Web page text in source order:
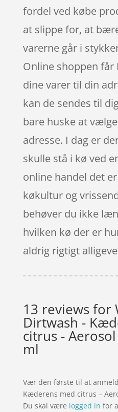
fordel ved købe
at slippe for, at
varerne går i
Online shoppen får
dine varer til din
kan de sendes til
bare huske at
adresse. I dag er
skulle stå i kø ved
online handel det
køkultur og
behøver du ikke
hvilken kø der er
aldrig rigtigt
13 reviews for
Dirtwash -
citrus -
ml
Vær den første til at
Kæderens med citrus –
Du skal være logged in for